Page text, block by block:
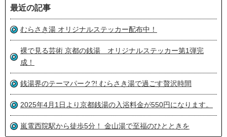
最近の記事
むらさき湯 オリジナルステッカー配布中！
裸で見る芸術 京都の銭湯 オリジナルステッカー第1弾完
成！
銭湯界のテーマパーク?! むらさき湯で過ごす贅沢時間
2025年4月1日より京都銭湯の入浴料金が550円になります。
嵐電西院駅から徒歩5分！ 金山湯で至福のひとときを